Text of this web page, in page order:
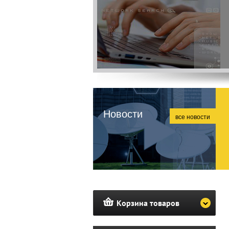
Новости все новости
Корзина товаров